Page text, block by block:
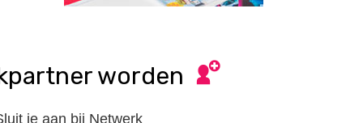
worden
je aan bij Netwerk